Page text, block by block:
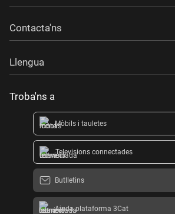
Contacta'ns
Llengua
Troba'ns a
Mòbils i tauletes
Televisions connectades
Butlletins
Ajuda plataforma 3Cat